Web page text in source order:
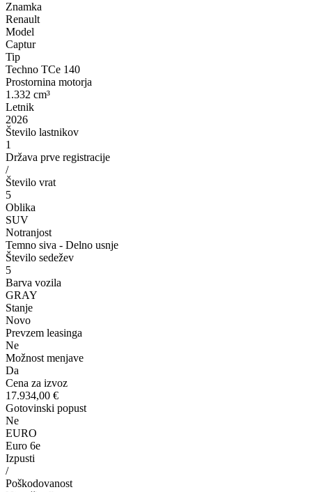
Znamka
Renault
Model
Captur
Tip
Techno TCe 140
Prostornina motorja
1.332 cm³
Letnik
2026
Število lastnikov
1
Država prve registracije
/
Število vrat
5
Oblika
SUV
Notranjost
Temno siva - Delno usnje
Število sedežev
5
Barva vozila
GRAY
Stanje
Novo
Prevzem leasinga
Ne
Možnost menjave
Da
Cena za izvoz
17.934,00 €
Gotovinski popust
Ne
EURO
Euro 6e
Izpusti
/
Poškodovanost